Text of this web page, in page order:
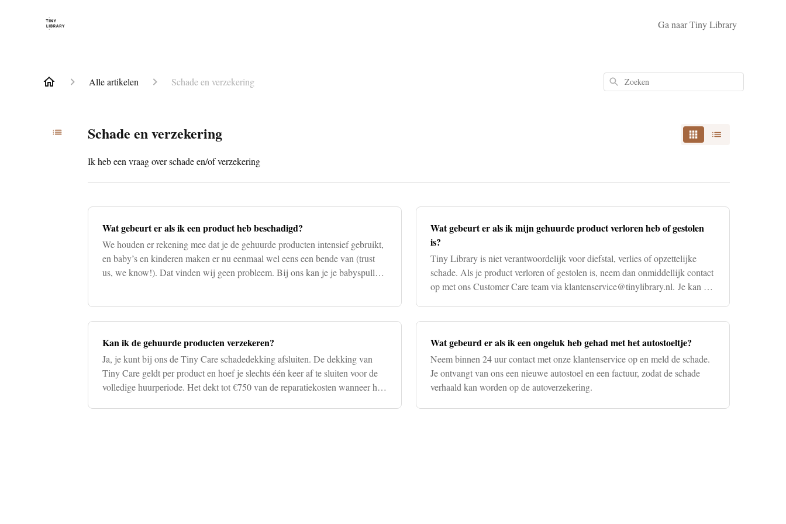
Ga naar Tiny Library
Alle artikelen Schade en verzekering Zoeken
Schade en verzekering
Ik heb een vraag over schade en/of verzekering
Wat gebeurt er als ik een product heb beschadigd?
We houden er rekening mee dat je de gehuurde producten intensief gebruikt,
en baby’s en kinderen maken er nu eenmaal wel eens een bende van (trust
us, we know!). Dat vinden wij geen probleem. Bij ons kan je je babyspullen
Wat gebeurt er als ik mijn gehuurde product verloren heb of gestolen
is?
Tiny Library is niet verantwoordelijk voor diefstal, verlies of opzettelijke
schade. Als je product verloren of gestolen is, neem dan onmiddellijk contact
op met ons Customer Care team viaklantenservice@tinylibrary.nl. Je kan het
Kan ik de gehuurde producten verzekeren?
Ja, je kunt bij ons de Tiny Care schadedekking afsluiten. De dekking van
Tiny Care geldt per product en hoef je slechts één keer af te sluiten voor de
volledige huurperiode. Het dekt tot €750 van de reparatiekosten wanneer het
Wat gebeurd er als ik een ongeluk heb gehad met het autostoeltje?
Neem binnen 24 uur contact met onze klantenservice op en meld de schade.
Je ontvangt van ons een nieuwe autostoel en een factuur, zodat de schade
verhaald kan worden op de autoverzekering.